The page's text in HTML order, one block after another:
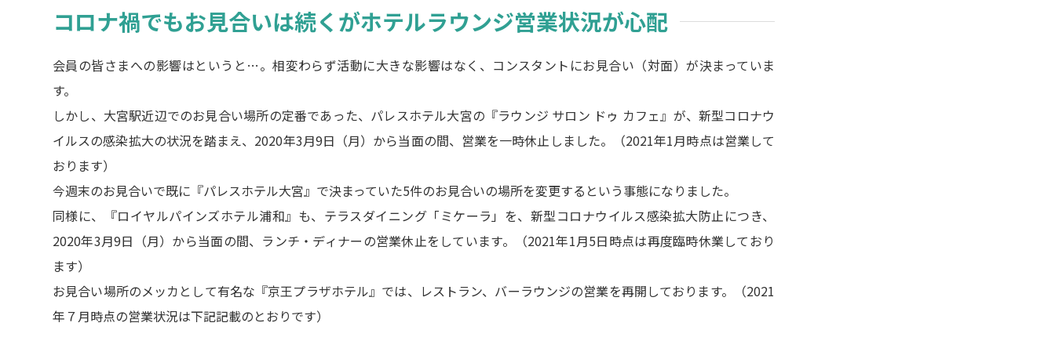
コロナ禍でもお見合いは続くがホテルラウンジ営業状況が心配
会員の皆さまへの影響はというと…。相変わらず活動に大きな影響はなく、コンスタントにお見合い（対面）が決まっていま
す。
しかし、大宮駅近辺でのお見合い場所の定番であった、パレスホテル大宮の『ラウンジ サロン ドゥ カフェ』が、新型コロナウ
イルスの感染拡大の状況を踏まえ、2020年3月9日（月）から当面の間、営業を一時休止しました。（2021年1月時点は営業して
おります）
今週末のお見合いで既に『パレスホテル大宮』で決まっていた5件のお見合いの場所を変更するという事態になりました。
同様に、『ロイヤルパインズホテル浦和』も、テラスダイニング「ミケーラ」を、新型コロナウイルス感染拡大防止につき、
2020年3月9日（月）から当面の間、ランチ・ディナーの営業休止をしています。（2021年1月5日時点は再度臨時休業しており
ます）
お見合い場所のメッカとして有名な『京王プラザホテル』では、レストラン、バーラウンジの営業を再開しております。（2021
年７月時点の営業状況は下記記載のとおりです）